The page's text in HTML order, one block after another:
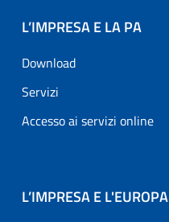
L’IMPRESA E LA PA
Download
Servizi
Accesso ai servizi online
L’IMPRESA E L'EUROPA